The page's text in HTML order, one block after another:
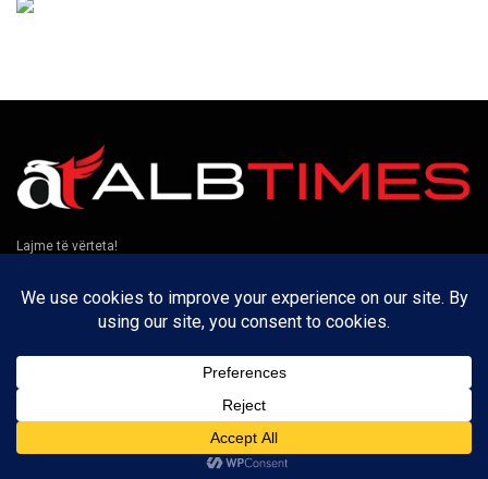
Lajme të vërteta!
Të tjera
Kontakt Puno me ne Privatësia
Na ndiqni